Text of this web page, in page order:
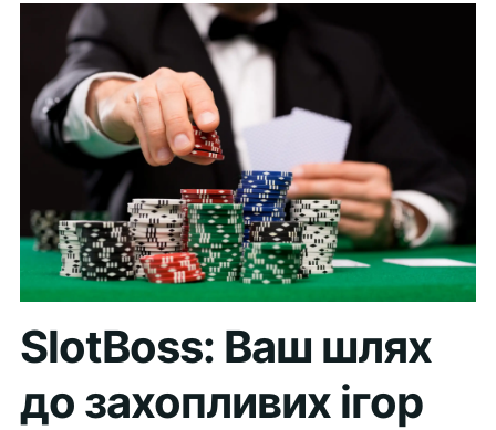
SlotBoss: Ваш шлях
до захопливих ігор